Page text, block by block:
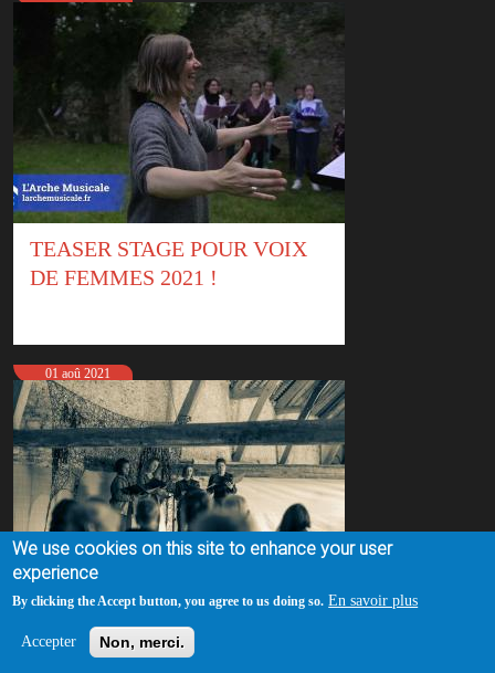
TEASER STAGE POUR VOIX
DE FEMMES 2021 !
01 aoû 2021
STAGE POUR VOIX DE
FEMMES, RÉALISÉ !
We use cookies on this site to enhance your user
experience
By clicking the Accept button, you agree to us doing so. En savoir plus
Accepter Non, merci.